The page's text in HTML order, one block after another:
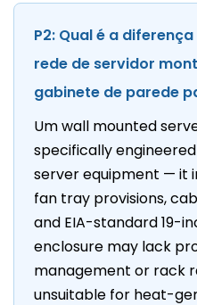
P2: Qual é a
rede de servidor
gabinete de parede
Um wall mounted
specifically
server equipment — it
fan tray provisions,
and EIA-standard 19-
enclosure may lack
management or rack
unsuitable for heat-